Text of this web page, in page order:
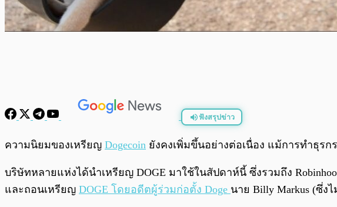
ฟังสรุปข่าว
ความนิยมของเหรียญ Dogecoin ยังคงเพิ่มขึ้นอย่างต่อเนื่อง แม้การทำธุร
บริษัทหลายแห่งได้นำเหรียญ DOGE มาใช้ในสัปดาห์นี้ ซึ่งรวมถึง
และถอนเหรียญ DOGE โดยอดีตผู้ร่วมก่อตั้ง Doge นาย Billy Markus (ซึ่ง